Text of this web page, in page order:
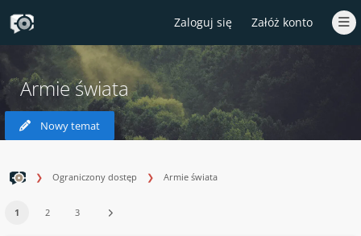
Zaloguj się Załóż konto
Armie świata
Nowy temat
Ograniczony dostęp Armie świata
1 2 3